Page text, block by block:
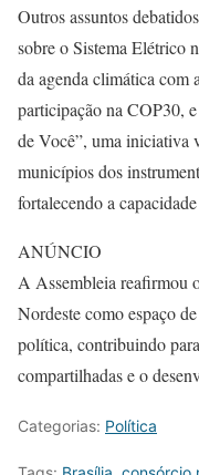
Outros assuntos
sobre o Sistema Elétrico
da agenda climática com
participação na COP30,
de Você”, uma iniciativa
municípios dos
fortalecendo a
ANÚNCIO
A Assembleia reafirmou
Nordeste como espaço
política, contribuindo
compartilhadas e o
Categorias: Política